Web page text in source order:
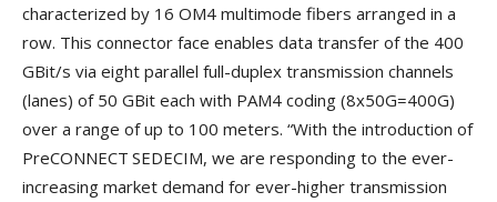
characterized by 16 OM4 multimode fibers arranged in a
row. This connector face enables data transfer of the 400
GBit/s via eight parallel full-duplex transmission channels
(lanes) of 50 GBit each with PAM4 coding (8x50G=400G)
over a range of up to 100 meters. “With the introduction of
PreCONNECT SEDECIM, we are responding to the ever-
increasing market demand for ever-higher transmission